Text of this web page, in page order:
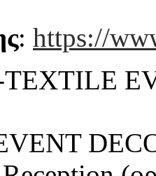
: https://